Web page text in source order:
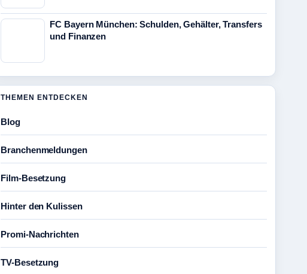
FC Bayern München: Schulden, Gehälter, Transfers
und Finanzen
THEMEN ENTDECKEN
Blog
Branchenmeldungen
Film-Besetzung
Hinter den Kulissen
Promi-Nachrichten
TV-Besetzung